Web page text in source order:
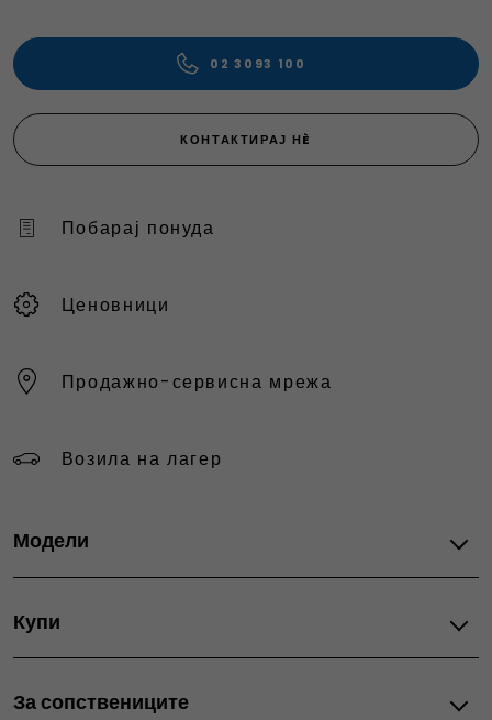
02 3093 100
КОНТАКТИРАЈ НÈ
Побарај понуда
Ценовници
Продажно-сервисна мрежа
Возила на лагер
Модели
Grande Panda Hybrid
600 Petrol
Купи
Актуелни промоции
За сопствениците